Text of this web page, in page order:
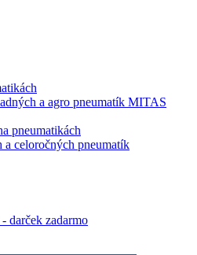
a agro pneumatík MITAS
pneumatikách
a celoročných pneumatík
darček zadarmo